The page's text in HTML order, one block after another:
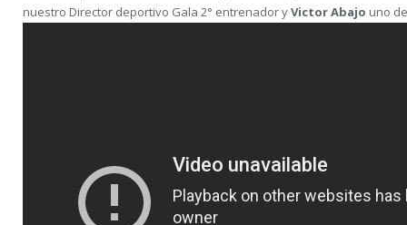
nuestro Director deportivo Gala 2° entrenador yVictor Abajo uno